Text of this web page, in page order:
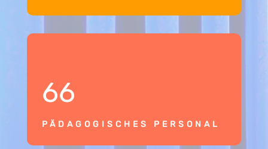
66
PÄDAGOGISCHES PERSONAL